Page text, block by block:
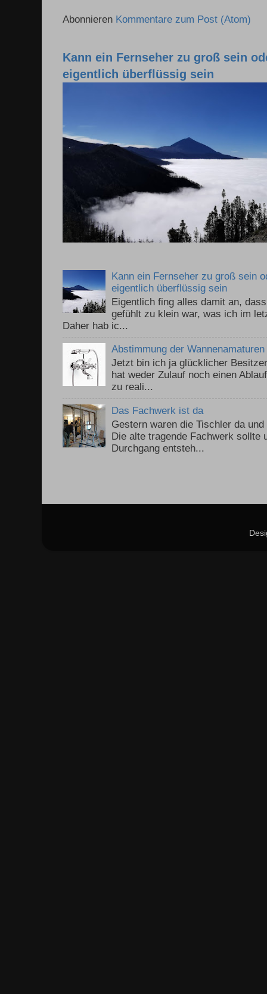
Abonnieren Kommentare zum Post (Atom)
Kann ein Fernseher zu groß sein
eigentlich überflüssig sein
Kann ein Fernseher zu groß sein
eigentlich überflüssig sein
Eigentlich fing alles damit an,
gefühlt zu klein war, was ich im
Daher hab ic...
Abstimmung der Wannenamaturen
Jetzt bin ich ja glücklicher
hat weder Zulauf noch einen
zu reali...
Das Fachwerk ist da
Gestern waren die Tischler da
Die alte tragende Fachwerk sollte
Durchgang entsteh...